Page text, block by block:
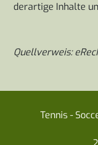
derartige Inhalte
Quellverweis:
Tennis -